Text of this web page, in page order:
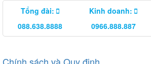
Tổng đài:
088.638.8888
Kinh doanh:
0966.888.887